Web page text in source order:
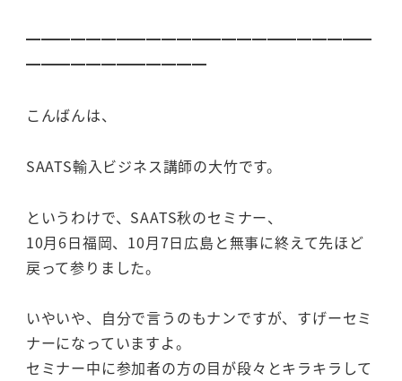
━━━━━━━━━━━━━━━━━━━━━━━
━━━━━━━━━━━━
こんばんは、
SAATS輸入ビジネス講師の大竹です。
というわけで、SAATS秋のセミナー、
10月6日福岡、10月7日広島と無事に終えて先ほど
戻って参りました。
いやいや、自分で言うのもナンですが、すげーセミ
ナーになっていますよ。
セミナー中に参加者の方の目が段々とキラキラして